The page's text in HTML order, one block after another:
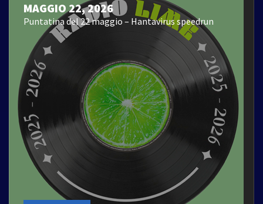
MAGGIO 22, 2026
Puntatina del 22 maggio – Hantavirus speedrun